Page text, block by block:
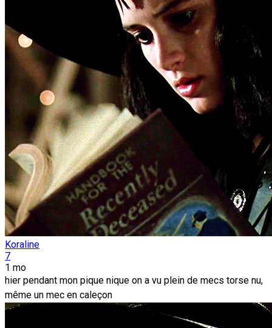
Koraline
7
1 mo
hier pendant mon pique nique on a vu plein de mecs torse nu,
même un mec en caleçon